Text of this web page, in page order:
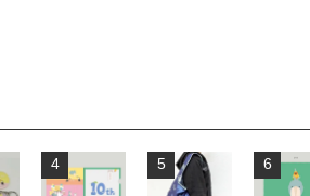
4 5 6